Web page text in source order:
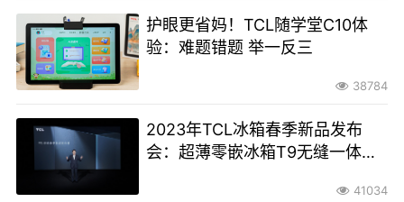
护眼更省妈！TCL随学堂C10体
验：难题错题 举一反三
38784
2023年TCL冰箱春季新品发布
会：超薄零嵌冰箱T9无缝一体新
41034